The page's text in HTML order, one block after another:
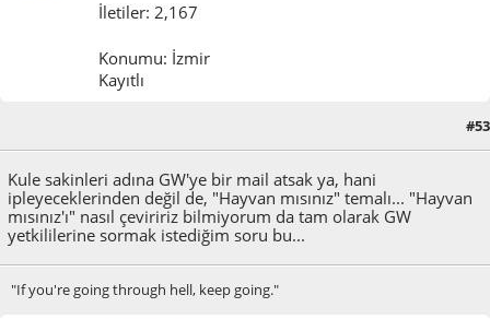
İletiler: 2,167
Konumu: İzmir
Kayıtlı
#53
Kule sakinleri adına GW'ye bir mail atsak ya, hani
ipleyeceklerinden değil de, "Hayvan mısınız" temalı... "Hayvan
mısınız'ı" nasıl çeviririz bilmiyorum da tam olarak GW
yetkililerine sormak istediğim soru bu...
"If you're going through hell, keep going."